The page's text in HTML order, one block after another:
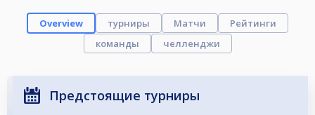
Overview турниры Матчи
Рейтинги
команды
челленджи
Предстоящие турниры